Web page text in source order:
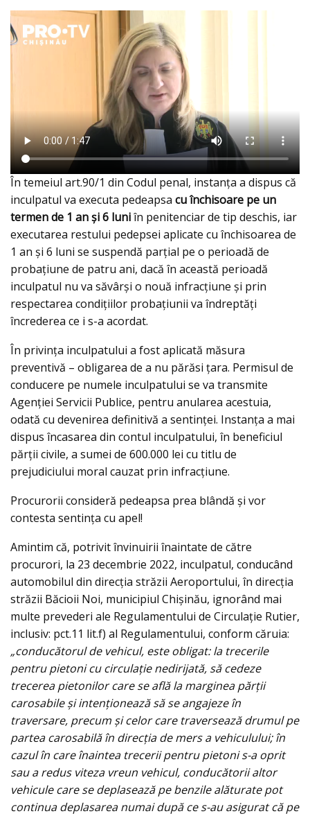
În temeiul art.90/1 din Codul penal, instanța a dispus că
inculpatul va executa pedeapsa cu închisoare pe un
termen de 1 an și 6 luniîn penitenciar de tip deschis, iar
executarea restului pedepsei aplicate cu închisoarea de
1 an și 6 luni se suspendă parțial pe o perioadă de
probațiune de patru ani, dacă în această perioadă
inculpatul nu va săvârși o nouă infracțiune și prin
respectarea condițiilor probațiunii va îndreptăți
încrederea ce i s-a acordat.
În privința inculpatului a fost aplicată măsura
preventivă – obligarea de a nu părăsi țara. Permisul de
conducere pe numele inculpatului se va transmite
Agenției Servicii Publice, pentru anularea acestuia,
odată cu devenirea definitivă a sentinței. Instanța a mai
dispus încasarea din contul inculpatului, în beneficiul
părții civile, a sumei de 600.000 lei cu titlu de
prejudiciului moral cauzat prin infracțiune.
Procurorii consideră pedeapsa prea blândă și vor
contesta sentința cu apel!
Amintim că, potrivit învinuirii înaintate de către
procurori, la 23 decembrie 2022, inculpatul, conducând
automobilul din direcția străzii Aeroportului, în direcția
străzii Băcioii Noi, municipiul Chișinău, ignorând mai
multe prevederi ale Regulamentului de Circulaţie Rutier,
inclusiv: pct.11 lit.f) al Regulamentului, conform căruia:
„conducătorul de vehicul, este obligat: la trecerile
pentru pietoni cu circulație nedirijată, să cedeze
trecerea pietonilor care se află la marginea părții
carosabile și intenționează să se angajeze în
traversare, precum și celor care traversează drumul pe
partea carosabilă în direcția de mers a vehiculului; în
cazul în care înaintea trecerii pentru pietoni s-a oprit
sau a redus viteza vreun vehicul, conducătorii altor
vehicule care se deplasează pe benzile alăturate pot
continua deplasarea numai după ce s-au asigurat că pe